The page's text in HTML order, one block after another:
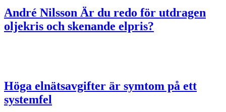
André Nilsson Är du redo för utdragen
oljekris och skenande elpris?
Höga elnätsavgifter är symtom på ett
systemfel